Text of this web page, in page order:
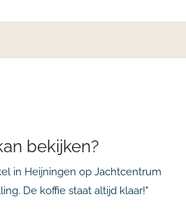
bekijken?
in Heijningen op Jachtcentrum
De koffie staat altijd klaar!"